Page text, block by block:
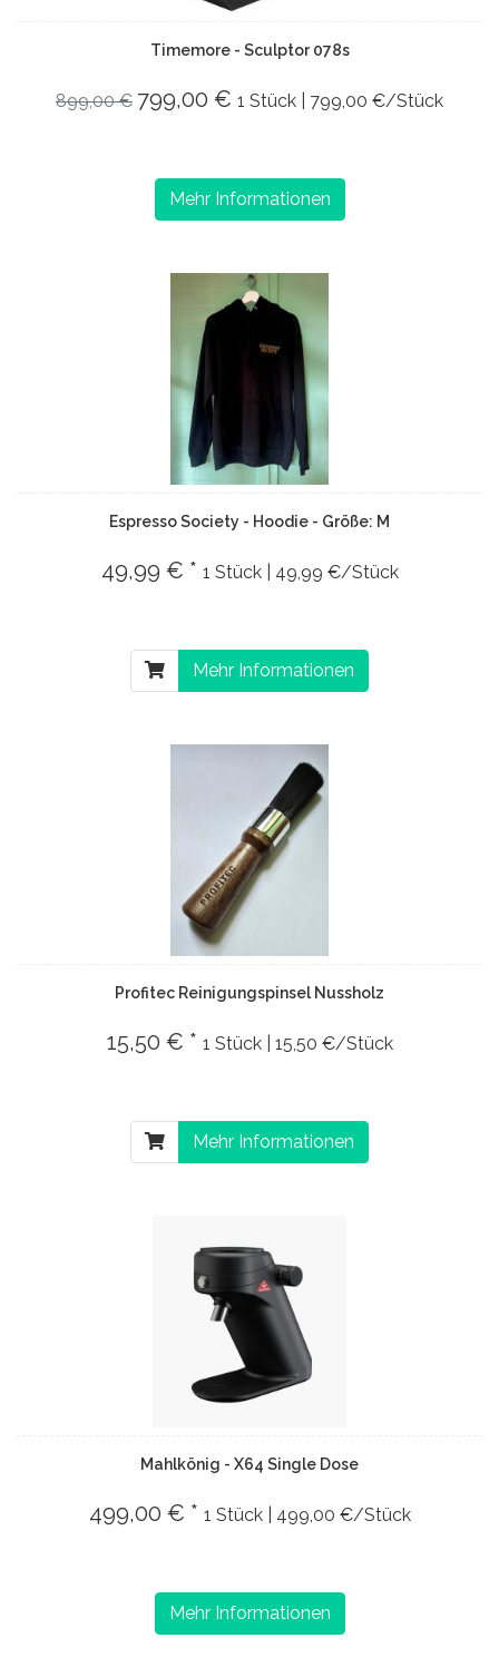
Timemore - Sculptor 078s
899,00 € 799,00 € 1 Stück | 799,00 €/Stück
Mehr Informationen
Espresso Society - Hoodie - Größe: M
49,99 € * 1 Stück | 49,99 €/Stück
Mehr Informationen
Profitec Reinigungspinsel Nussholz
15,50 € * 1 Stück | 15,50 €/Stück
Mehr Informationen
Mahlkönig - X64 Single Dose
499,00 € * 1 Stück | 499,00 €/Stück
Mehr Informationen